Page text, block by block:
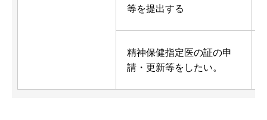
等を提出する
精神保健指定医の証の申
請・更新等をしたい。